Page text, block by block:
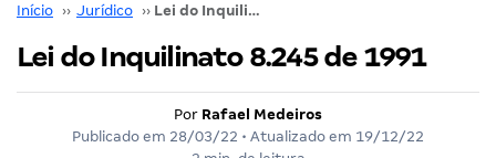
Início ›› Jurídico ›› Lei do Inquilinato 8.245 de 1991
Lei do Inquilinato 8.245 de 1991
Por Rafael Medeiros
Publicado em 28/03/22 • Atualizado em 19/12/22